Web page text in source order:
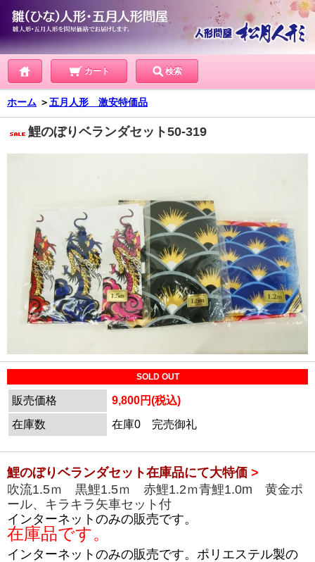
カート 検索
ホーム ＞五月人形 激安特価品
鯉のぼりベランダセット50-319
SOLD OUT
販売価格
9,800円(税込)
在庫数
在庫0 完売御礼
鯉のぼりベランダセット在庫品にて大特価 >
吹流1.5ｍ 黒鯉1.5ｍ 赤鯉1.2ｍ青鯉1.0m 黄金ポ
ール、キラキラ矢車セット付
インターネットのみの販売です。
在庫品です。
インターネットのみの販売です。ポリエステル製の